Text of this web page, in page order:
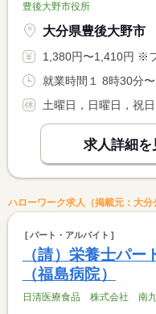
豊後大野市役所
大分県豊後大野市
1,380円〜1,410円 ※フルタイム求人の場合
就業時間１ 8時30分
土曜日，日曜日，祝
求人詳細を
ハローワーク求人（掲載元：大分
パート・アルバイト
（請）栄養士パー
（福島病院）
日清医療食品 株式会社 南